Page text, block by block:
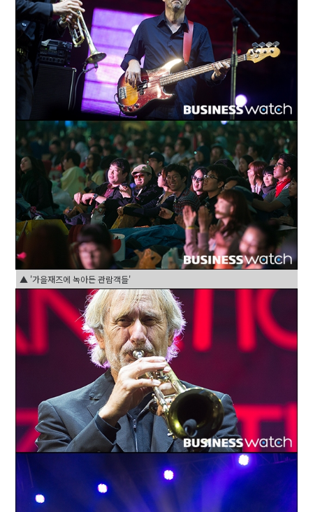
▲ '가을재즈에 녹아든 관람객들'